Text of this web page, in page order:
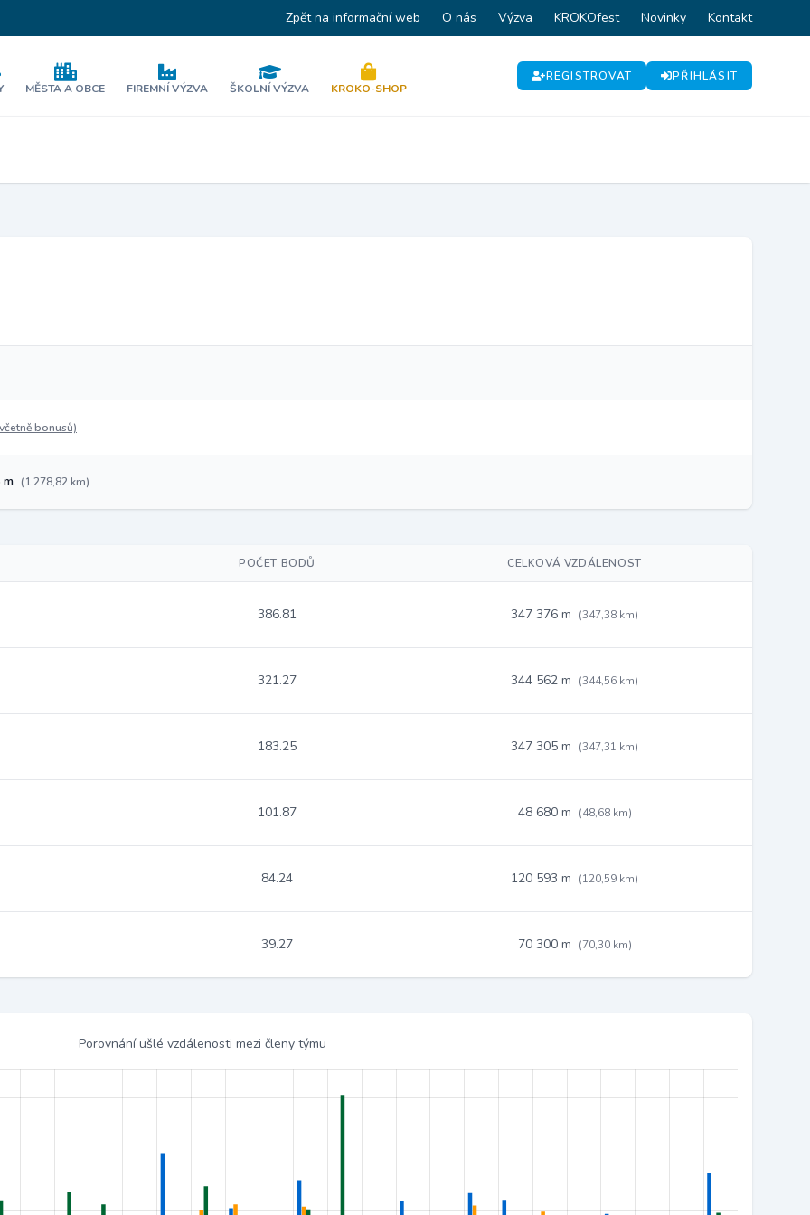
Zpět na informační web O nás Výzva KROKOfest Novinky Kontakt
MĚSTA A OBCE FIREMNÍ VÝZVA ŠKOLNÍ VÝZVA KROKO-SHOP
REGISTROVAT PŘIHLÁSIT
bonusů)
m (1 278,82 km)
POČET BODŮ CELKOVÁ VZDÁLENOST
386.81 347 376 m (347,38 km)
321.27 344 562 m (344,56 km)
183.25 347 305 m (347,31 km)
101.87 48 680 m (48,68 km)
84.24 120 593 m (120,59 km)
39.27 70 300 m (70,30 km)
Porovnání ušlé vzdálenosti mezi členy týmu